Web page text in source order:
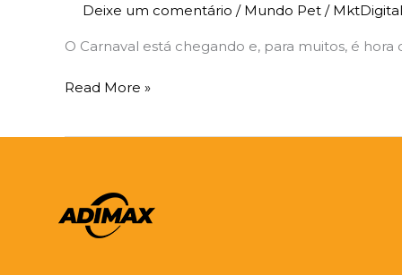
Deixe um comentário / Mundo Pet / MktDigital
O Carnaval está chegando e, para muitos, é
Read More »